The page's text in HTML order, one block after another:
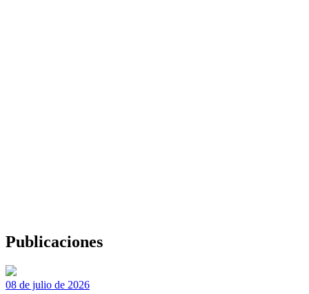
Publicaciones
08 de julio de 2026